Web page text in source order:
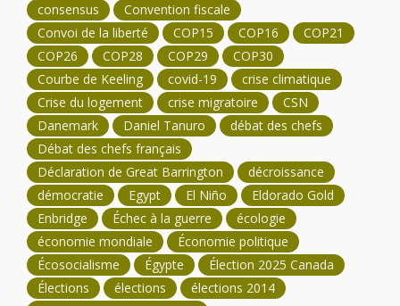
consensus
Convention fiscale
Convoi de la liberté
COP15 COP16
COP21
COP26
COP28 COP29
COP30
Courbe de Keeling
covid-19
crise climatique
Crise du logement
crise migratoire
CSN
Danemark
Daniel Tanuro
débat des chefs
Débat des chefs français
Déclaration de Great Barrington
décroissance
démocratie
Egypt El Niño
Eldorado Gold
Enbridge
Échec à la guerre
écologie
économie mondiale
Économie politique
Écosocialisme
Égypte
Élection 2025 Canada
Élections
élections
élections 2014